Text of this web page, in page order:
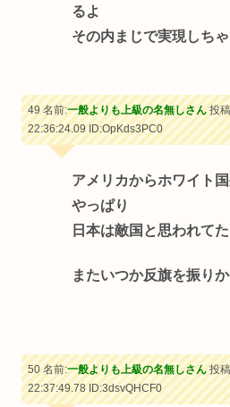
るよ
その内まじで実現しち
49 名前:一般よりも上級の名無しさん投
22:36:24.09ID:OpKds3PC0
アメリカからホワイト
やっぱり
日本は敵国と思われて
またいつか反旗を振り
50 名前:一般よりも上級の名無しさん投
22:37:49.78ID:3dsvQHCF0